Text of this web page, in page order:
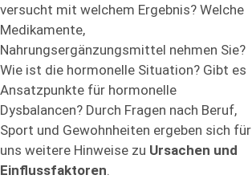
versucht mit welchem Ergebnis? Welche
Medikamente,
Nahrungsergänzungsmittel nehmen Sie?
Wie ist die hormonelle Situation? Gibt es
Ansatzpunkte für hormonelle
Dysbalancen? Durch Fragen nach Beruf,
Sport und Gewohnheiten ergeben sich für
uns weitere Hinweise zu Ursachen und
Einflussfaktoren.